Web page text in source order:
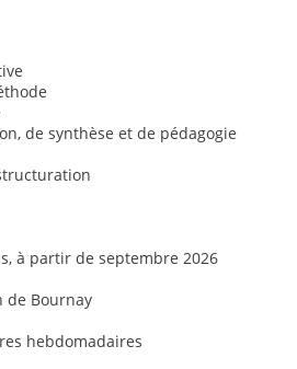
de synthèse et de pédagogie
à partir de septembre 2026
de Bournay
hebdomadaires